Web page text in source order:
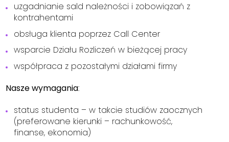
uzgadnianie sald należności i zobowiązań z
kontrahentami
obsługa klienta poprzez Call Center
wsparcie Działu Rozliczeń w bieżącej pracy
współpraca z pozostałymi działami firmy
Nasze wymagania:
status studenta – w takcie studiów zaocznych
(preferowane kierunki – rachunkowość,
finanse, ekonomia)